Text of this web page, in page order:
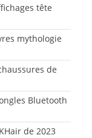
tête
mythologie
de
Bluetooth
de 2023